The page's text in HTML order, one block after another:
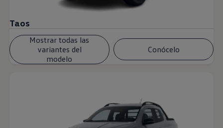
Taos
Mostrar todas las
variantes del
modelo
Conócelo